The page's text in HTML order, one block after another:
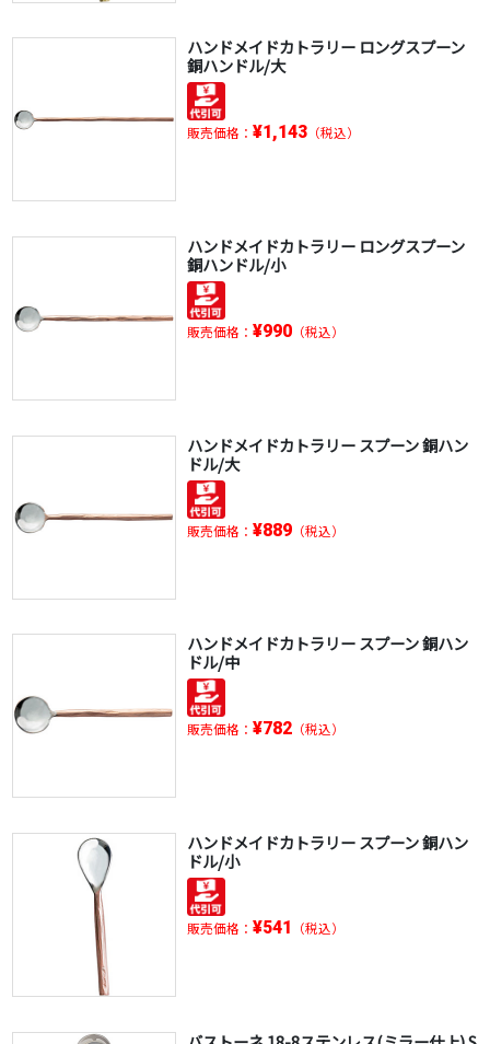
ハンドメイドカトラリー ロングスプーン
銅ハンドル/大
販売価格： ¥1,143（税込）
ハンドメイドカトラリー ロングスプーン
銅ハンドル/小
販売価格： ¥990（税込）
ハンドメイドカトラリー スプーン 銅ハン
ドル/大
販売価格： ¥889（税込）
ハンドメイドカトラリー スプーン 銅ハン
ドル/中
販売価格： ¥782（税込）
ハンドメイドカトラリー スプーン 銅ハン
ドル/小
販売価格： ¥541 （税込）